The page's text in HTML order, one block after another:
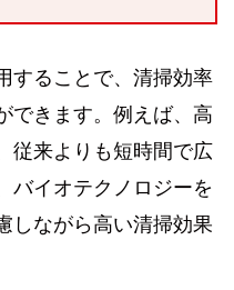
することで、清掃効率
できます。例えば、高
従来よりも短時間で広
バイオテクノロジーを
しながら高い清掃効果